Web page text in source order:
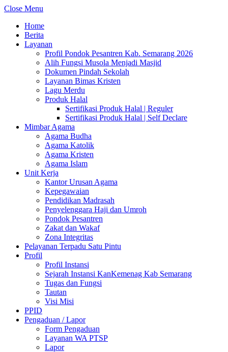
Close Menu
Home
Berita
Layanan
Profil Pondok Pesantren Kab. Semarang 2026
Alih Fungsi Musola Menjadi Masjid
Dokumen Pindah Sekolah
Layanan Bimas Kristen
Lagu Merdu
Produk Halal
Sertifikasi Produk Halal | Reguler
Sertifikasi Produk Halal | Self Declare
Mimbar Agama
Agama Budha
Agama Katolik
Agama Kristen
Agama Islam
Unit Kerja
Kantor Urusan Agama
Kepegawaian
Pendidikan Madrasah
Penyelenggara Haji dan Umroh
Pondok Pesantren
Zakat dan Wakaf
Zona Integritas
Pelayanan Terpadu Satu Pintu
Profil
Profil Instansi
Sejarah Instansi KanKemenag Kab Semarang
Tugas dan Fungsi
Tautan
Visi Misi
PPID
Pengaduan / Lapor
Form Pengaduan
Layanan WA PTSP
Lapor